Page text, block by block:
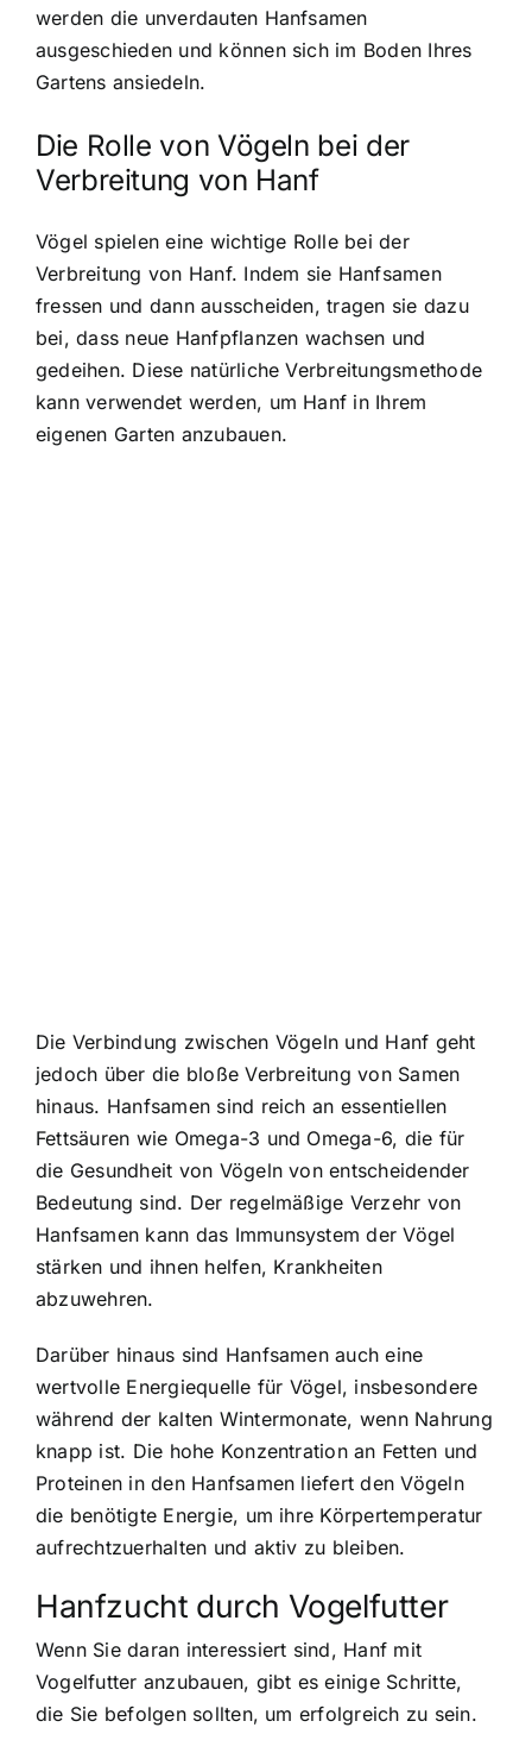
werden die unverdauten Hanfsamen
ausgeschieden und können sich im Boden Ihres
Gartens ansiedeln.
Die Rolle von Vögeln bei der
Verbreitung von Hanf
Vögel spielen eine wichtige Rolle bei der
Verbreitung von Hanf. Indem sie Hanfsamen
fressen und dann ausscheiden, tragen sie dazu
bei, dass neue Hanfpflanzen wachsen und
gedeihen. Diese natürliche Verbreitungsmethode
kann verwendet werden, um Hanf in Ihrem
eigenen Garten anzubauen.
Die Verbindung zwischen Vögeln und Hanf geht
jedoch über die bloße Verbreitung von Samen
hinaus. Hanfsamen sind reich an essentiellen
Fettsäuren wie Omega-3 und Omega-6, die für
die Gesundheit von Vögeln von entscheidender
Bedeutung sind. Der regelmäßige Verzehr von
Hanfsamen kann das Immunsystem der Vögel
stärken und ihnen helfen, Krankheiten
abzuwehren.
Darüber hinaus sind Hanfsamen auch eine
wertvolle Energiequelle für Vögel, insbesondere
während der kalten Wintermonate, wenn Nahrung
knapp ist. Die hohe Konzentration an Fetten und
Proteinen in den Hanfsamen liefert den Vögeln
die benötigte Energie, um ihre Körpertemperatur
aufrechtzuerhalten und aktiv zu bleiben.
Hanfzucht durch Vogelfutter
Wenn Sie daran interessiert sind, Hanf mit
Vogelfutter anzubauen, gibt es einige Schritte,
die Sie befolgen sollten, um erfolgreich zu sein.